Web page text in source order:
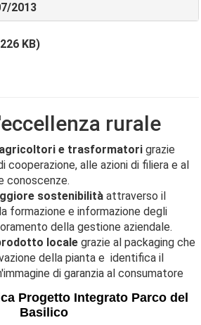
2013
KB)
rurale
e trasformatori grazie
cooperazione, alle azioni di filiera e al
conoscenze.
sostenibilità attraverso il
formazione e informazione degli
della gestione aziendale.
locale grazie al packaging che
della pianta e identifica il
di garanzia al consumatore